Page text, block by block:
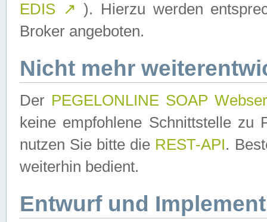
EDIS ↗ ). Hierzu werden
Broker angeboten.
Nicht mehr
Der PEGELONLINE SOAP
keine empfohlene Schnittstelle zu
nutzen Sie bitte die REST-API.
weiterhin bedient.
Entwurf und